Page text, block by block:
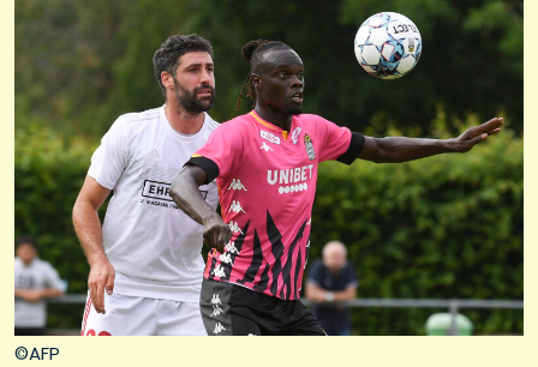
©AFP